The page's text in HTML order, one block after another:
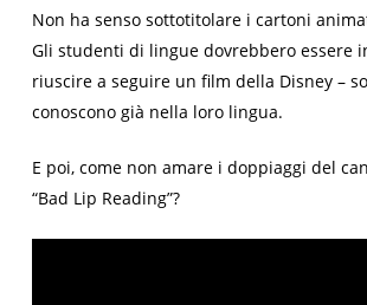
Non ha senso sottotitolare i cartoni
Gli studenti di lingue dovrebbero essere
riuscire a seguire un film della Disney –
conoscono già nella loro lingua.
E poi, come non amare i doppiaggi del
“Bad Lip Reading”?